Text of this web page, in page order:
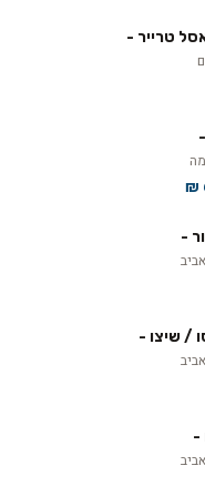
טרייר -
-
/ שיצו -
-